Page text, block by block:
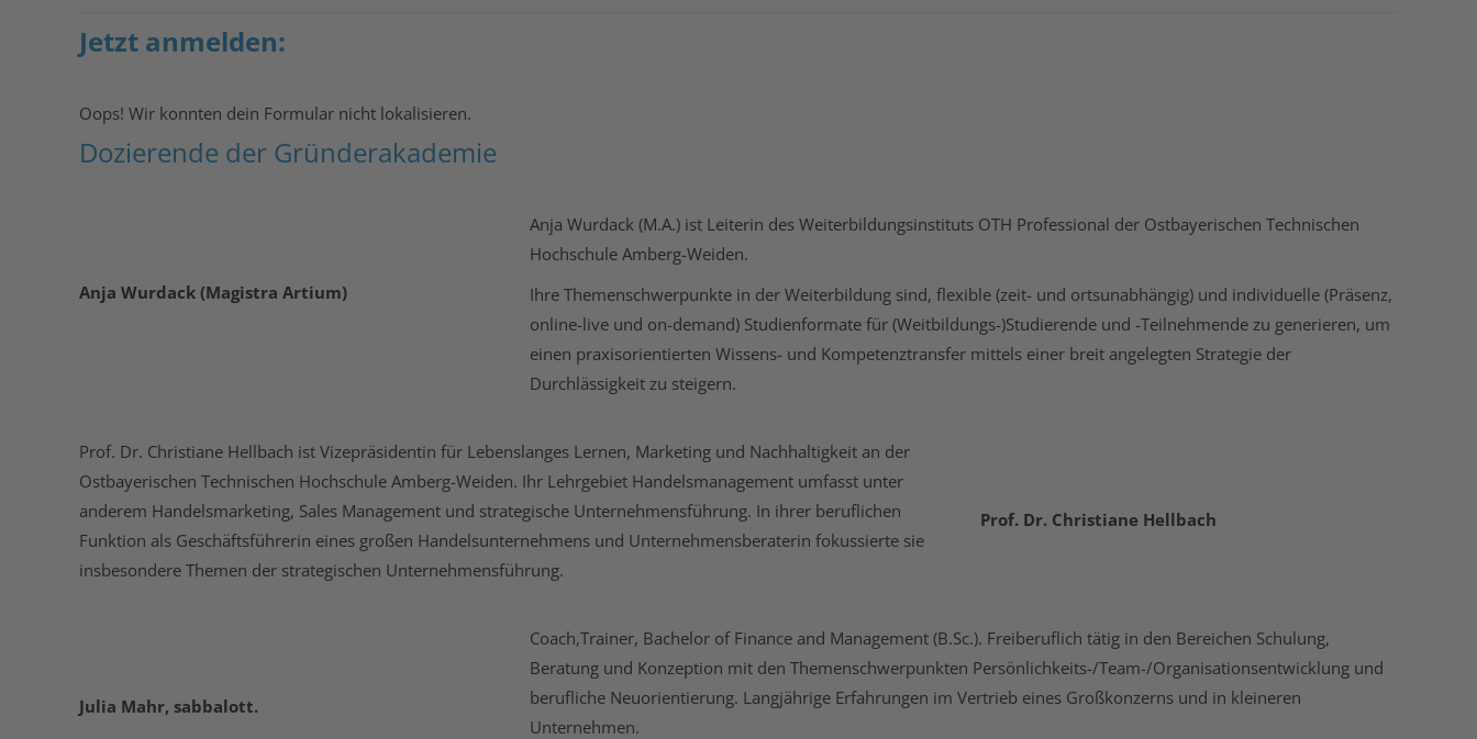
Jetzt anmelden:
Oops! Wir konnten dein Formular nicht lokalisieren.
Dozierende der Gründerakademie
Anja Wurdack (Magistra Artium)
Anja Wurdack (M.A.) ist Leiterin des Weiterbildungsinstituts OTH Professional der Ostbayerischen Technischen
Hochschule Amberg-Weiden.
Ihre Themenschwerpunkte in der Weiterbildung sind, flexible (zeit- und ortsunabhängig) und individuelle (Präsenz,
online-live und on-demand) Studienformate für (Weitbildungs-)Studierende und -Teilnehmende zu generieren, um
einen praxisorientierten Wissens- und Kompetenztransfer mittels einer breit angelegten Strategie der
Durchlässigkeit zu steigern.
Prof. Dr. Christiane Hellbach ist Vizepräsidentin für Lebenslanges Lernen, Marketing und Nachhaltigkeit an der
Ostbayerischen Technischen Hochschule Amberg-Weiden. Ihr Lehrgebiet Handelsmanagement umfasst unter
anderem Handelsmarketing, Sales Management und strategische Unternehmensführung. In ihrer beruflichen
Funktion als Geschäftsführerin eines großen Handelsunternehmens und Unternehmensberaterin fokussierte sie
insbesondere Themen der strategischen Unternehmensführung.
Prof. Dr. Christiane Hellbach
Julia Mahr, sabbalott.
Coach,Trainer, Bachelor of Finance and Management (B.Sc.). Freiberuflich tätig in den Bereichen Schulung,
Beratung und Konzeption mit den Themenschwerpunkten Persönlichkeits-/Team-/Organisationsentwicklung und
berufliche Neuorientierung. Langjährige Erfahrungen im Vertrieb eines Großkonzerns und in kleineren
Unternehmen.